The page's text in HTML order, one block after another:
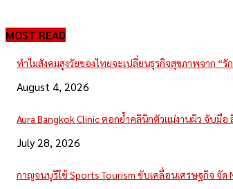
MOST READ
ทำไมสังคมสูงวัยของไทยจะเปลี่ยนธุรกิจสุขภาพจาก “รั
August 4, 2026
Aura Bangkok Clinic ตอกย้ำคลินิกตัวแม่งานผิว จับมือ
July 28, 2026
กาญจนบุรีใช้ Sports Tourism ขับเคลื่อนเศรษฐกิจ จัด